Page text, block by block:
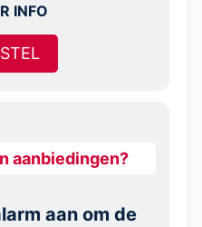
INFO
aanbiedingen?
aan om de